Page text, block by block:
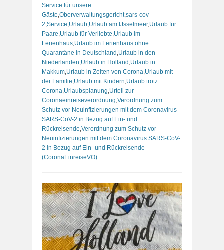
Service für unsere
Gäste Oberverwaltungsgericht,sars-cov-
2 Service Urlaub Urlaub am IJsselmeer, Urlaub für
Paare Urlaub für Verliebte Urlaub im
Ferienhaus Urlaub im Ferienhaus ohne
Quarantäne in Deutschland Urlaub in den
Niederlanden Urlaub in Holland Urlaub in
Makkum Urlaub in Zeiten von Corona Urlaub mit
der Familie Urlaub mit Kindern Urlaub trotz
Corona Urlaubsplanung Urteil zur
Coronaeinreiseverordnung Verordnung zum
Schutz vor Neuinfizierungen mit dem Coronavirus
SARS-CoV-2 in Bezug auf Ein- und
Rückreisende Verordnung zum Schutz vor
Neuinfizierungen mit dem Coronavirus SARS-CoV-
2 in Bezug auf Ein- und Rückreisende
(CoronaEinreiseVO)